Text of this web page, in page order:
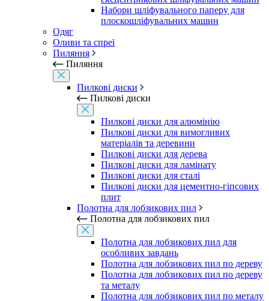
Набори шліфувального паперу для
плоскошліфувальних машин
Одяг
Оливи та спреї
Пиляння
Пиляння
Пилкові диски
Пилкові диски
Пилкові диски для алюмінію
Пилкові диски для вимогливих
матеріалів та деревини
Пилкові диски для дерева
Пилкові диски для ламінату
Пилкові диски для сталі
Пилкові диски для цементно-гіпсових
плит
Полотна для лобзикових пил
Полотна для лобзикових пил
Полотна для лобзикових пил для
особливих завдань
Полотна для лобзикових пил по дереву
Полотна для лобзикових пил по дереву
та металу
Полотна для лобзикових пил по металу